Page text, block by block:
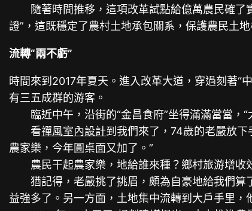
隨著時間推移，這項改革試點給億萬農民確了實
證”，這既穩定了農村土地承包關系，保護農民土
流轉“兩不虧”
時間來到2017年夏天。進入改革大道，穿過刻著“
有三五成群的游客。
臨近中午，沿街的“金昌食府”坐得滿滿當當，“
看禪風室內設計到我們來了，74歲的老嚴放
農家樂，今年圓桌面又加了。”
農民干起農家樂，地給誰來種？鄉村旅游增收
猶記得，老嚴挑了挑眉，頗為自豪地給我們算
益強多了。另一方面，土地集中流轉到大戶手里，